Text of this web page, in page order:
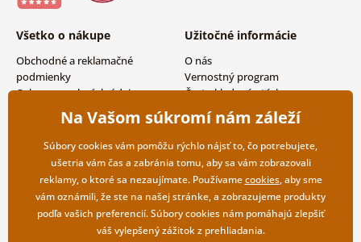
Všetko o nákupe
Obchodné a reklamačné
podmienky
Ochrana osobných údajov
Možnosti dopravy a platby
Vrátenie tovaru
Užitočné informácie
O nás
Vernostný program
Často kladené otázky
Magazín
Kontakty
Veľkoobchodná spolupráca
Na Vašom súkromí nám záleží
Súbory cookies vám pomôžu rýchlo nájsť to, čo potrebujete,
ušetria vám čas a zabránia tomu, aby sa vám zobrazovali
reklamy, o ktoré sa nezaujímate. Používamecookies, aby sme
vám oznámili, že ste na našej stránke, a zobrazujeme produkty
podľa vašich preferencií. Súbory cookies nám pomáhajú zlepšiť
váš vylepšený zážitok z prehliadania.